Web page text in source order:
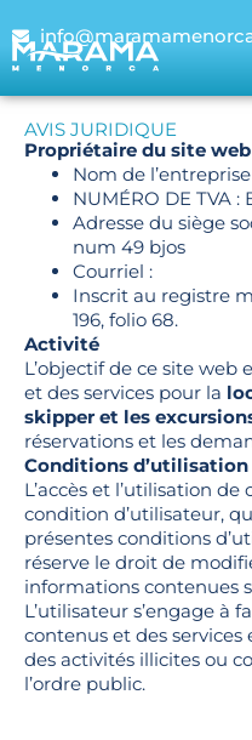
AVIS JURIDIQUE
Propriétaire du site web
Nom de
NUMÉRO DE TVA :
Adresse du siège
num 49 bjos
Courriel :
Inscrit au registre
196, folio 68.
Activité
L’objectif de ce site
et des services pour la
skipper et les
réservations et les
Conditions d’utilisation
L’accès et l’utilisation
condition d’utilisateur,
présentes conditions
réserve le droit de
informations contenues
L’utilisateur s’engage à
contenus et des
des activités illicites ou
l’ordre public.